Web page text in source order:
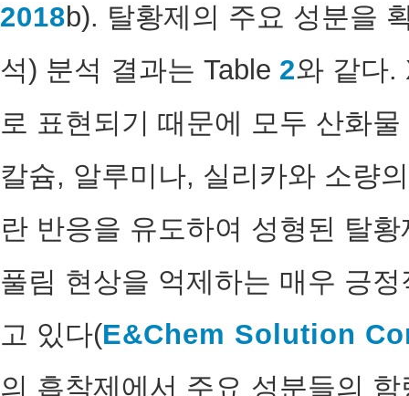
2018b). 탈황제의 주요 성분을
석) 분석 결과는 Table 2와 같다.
로 표현되기 때문에 모두 산화
칼슘, 알루미나, 실리카와 소량
란 반응을 유도하여 성형된 탈
풀림 현상을 억제하는 매우 긍
고 있다(E&Chem Solution
의 흡착제에서 주요 성분들의